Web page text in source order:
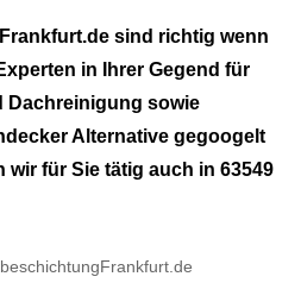
sind richtig wenn
in Ihrer Gegend für
Dachreinigung sowie
Alternative gegoogelt
wir für Sie tätig auch in 63549